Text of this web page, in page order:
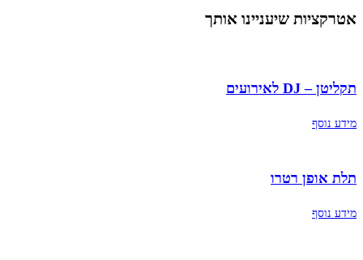
אטרקציות שיעניינו אותך
תקליטן – DJ לאירועים
מידע נוסף
תלת אופן רטרו
מידע נוסף